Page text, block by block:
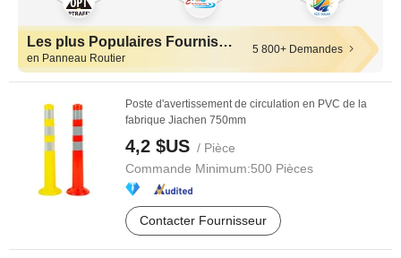
Les plus Populaires Fournisseurs
en Panneau Routier
5 800+ Demandes
Poste d'avertissement de circulation en PVC de la
fabrique Jiachen 750mm
4,2 $US / Pièce
Commande Minimum:500 Pièces
Contacter Fournisseur